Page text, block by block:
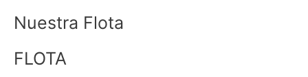
Nuestra Flota
FLOTA